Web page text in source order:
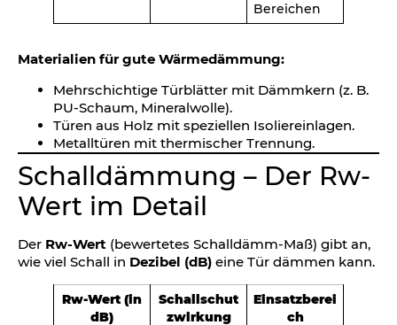
Bereichen
Materialien für gute Wärmedämmung:
Mehrschichtige Türblätter mit Dämmkern (z. B.
PU-Schaum, Mineralwolle).
Türen aus Holz mit speziellen Isoliereinlagen.
Metalltüren mit thermischer Trennung.
Schalldämmung – Der Rw-
Wert im Detail
Der Rw-Wert (bewertetes Schalldämm-Maß) gibt an,
wie viel Schall in Dezibel (dB) eine Tür dämmen kann.
Rw-Wert (in
dB)
Schallschut
zwirkung
Einsatzberei
ch